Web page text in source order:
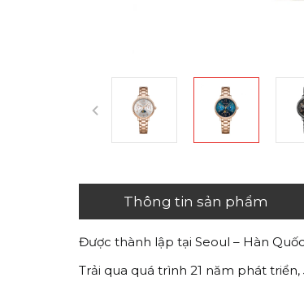
Thông tin sản phẩm
Được thành lập tại Seoul – Hàn
Trải qua quá trình 21 năm phát